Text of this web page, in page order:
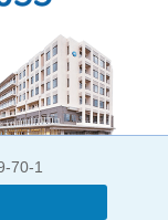
70-1